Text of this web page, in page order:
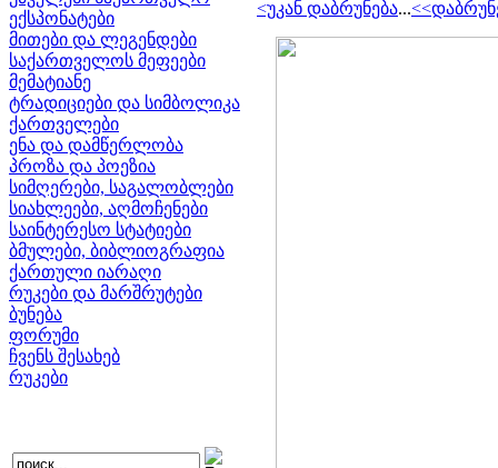
ექსპონატები
მითები და ლეგენდები
საქართველოს მეფეები
მემატიანე
ტრადიციები და სიმბოლიკა
ქართველები
ენა და დამწერლობა
პროზა და პოეზია
სიმღერები, საგალობლები
სიახლეები, აღმოჩენები
საინტერესო სტატიები
ბმულები, ბიბლიოგრაფია
ქართული იარაღი
რუკები და მარშრუტები
ბუნება
ფორუმი
ჩვენს შესახებ
რუკები
<უკან დაბრუნება...